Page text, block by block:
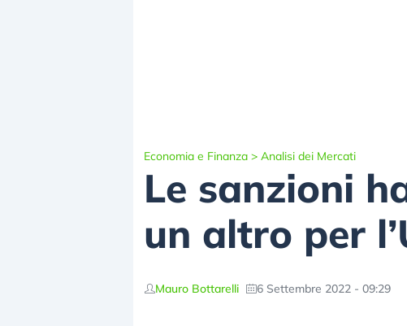
Economia e Finanza > Analisi dei Mercati
Le sanzioni
un altro per
Mauro Bottarelli 6 Settembre 2022 - 09:29